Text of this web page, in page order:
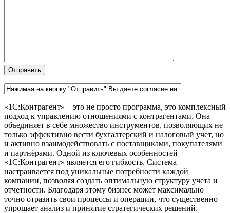
«1C:Контрагент» – это не просто программа, это комплексный
подход к управлению отношениями с контрагентами. Она
объединяет в себе множество инструментов, позволяющих не
только эффективно вести бухгалтерский и налоговый учет, но
и активно взаимодействовать с поставщиками, покупателями
и партнёрами. Одной из ключевых особенностей
«1C:Контрагент» является его гибкость. Система
настраивается под уникальные потребности каждой
компании, позволяя создать оптимальную структуру учета и
отчетности. Благодаря этому бизнес может максимально
точно отразить свои процессы и операции, что существенно
упрощает анализ и принятие стратегических решений.